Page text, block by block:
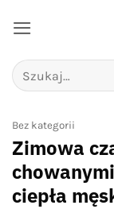
do
Szukaj:
Bez kategorii
Zimowa
ciepła